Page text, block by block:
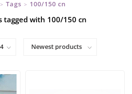
> Tags > 100/150 cn
tagged with 100/150 cn